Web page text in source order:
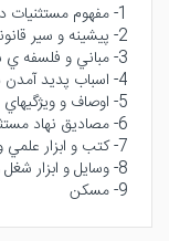
1- مفهوم مستثنيات دين
2- پيشينه و سير قانوني نهاد مستثنيات دين در حقوق ايران
3- مباني و فلسفه ي شكل گيري نهاد مستثنيات دين
4- اسباب پديد آمدن دين يا منابع تعهد
5- اوصاف و ويژگيهاي نهاد مستثنيات دين
6- مصاديق نهاد مستثنيات دين
7- كتب و ابزار علمي و تحقيقاتي
8- وسايل و ابزار شغل و حرفه
9- مسكن